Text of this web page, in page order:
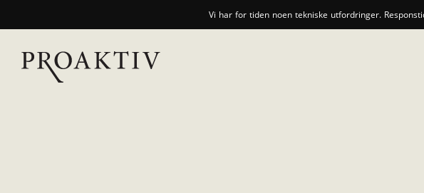
Vi har for tiden noen tekniske utfordringer.